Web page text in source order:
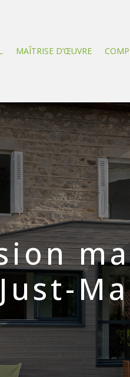
MAÎTRISE D’ŒUVRE